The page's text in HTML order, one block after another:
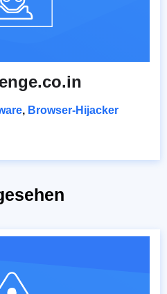
, Browser-Hijacker